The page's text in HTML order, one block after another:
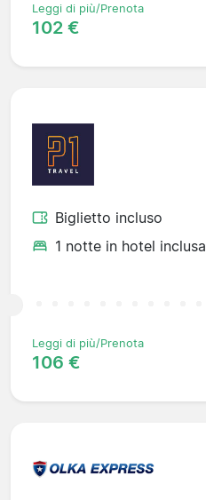
Leggi di più/Prenota
102 €
Biglietto incluso
1 notte in hotel inclusa
Leggi di più/Prenota
106 €